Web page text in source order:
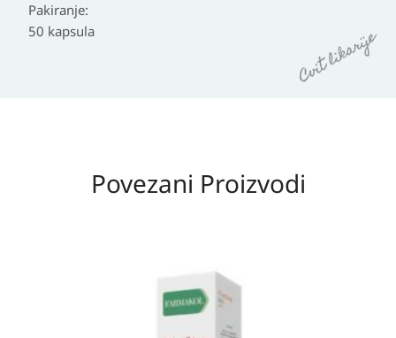
Pakiranje:
50 kapsula
Povezani Proizvodi